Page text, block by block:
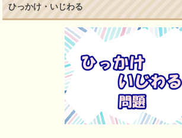
ひっかけ・いじわる